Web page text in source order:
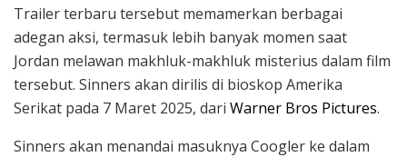
Trailer terbaru tersebut memamerkan berbagai
adegan aksi, termasuk lebih banyak momen saat
Jordan melawan makhluk-makhluk misterius dalam film
tersebut. Sinners akan dirilis di bioskop Amerika
Serikat pada 7 Maret 2025, dari Warner Bros Pictures.
Sinners akan menandai masuknya Coogler ke dalam